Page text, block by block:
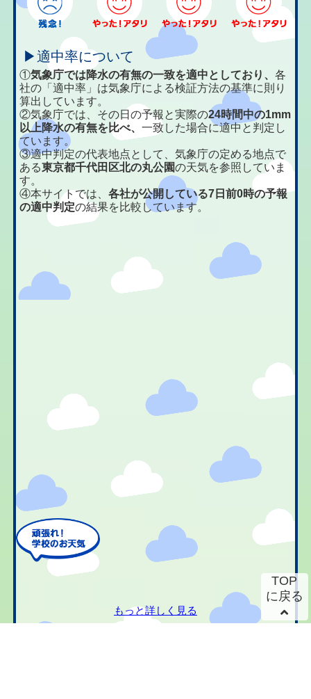
▶適中率について
①気象庁では降水の有無の一致を適中としており、各
社の「適中率」は気象庁による検証方法の基準に則り
算出しています。
②気象庁では、その日の予報と実際の24時間中の1mm
以上降水の有無を比べ、一致した場合に適中と判定し
ています。
③適中判定の代表地点として、気象庁の定める地点で
ある東京都千代田区北の丸公園の天気を参照していま
す。
④本サイトでは、各社が公開している7日前0時の予報
の適中判定の結果を比較しています。
もっと詳しく見る
TOP
に戻る